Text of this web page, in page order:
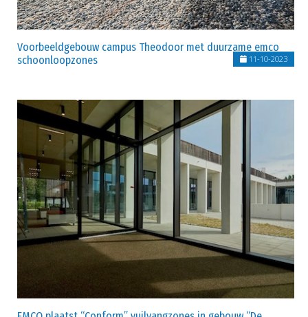
Voorbeeldgebouw campus Theodoor met duurzame emco
schoonloopzones
11-10-2023